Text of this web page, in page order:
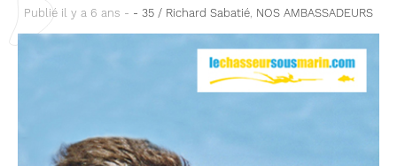
Publié il y a 6 ans - - 35 / Richard Sabatié, NOS AMBASSADEURS